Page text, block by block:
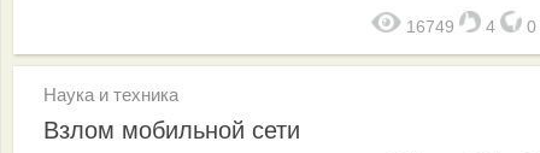
16749 4 0
Наука и техника
Взлом мобильной сети